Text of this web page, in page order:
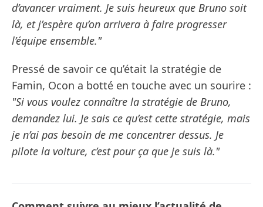
d’avancer vraiment. Je suis heureux que Bruno soit
là, et j’espère qu’on arrivera à faire progresser
l’équipe ensemble."
Pressé de savoir ce qu’était la stratégie de
Famin, Ocon a botté en touche avec un sourire :
"Si vous voulez connaître la stratégie de Bruno,
demandez lui. Je sais ce qu’est cette stratégie, mais
je n’ai pas besoin de me concentrer dessus. Je
pilote la voiture, c’est pour ça que je suis là."